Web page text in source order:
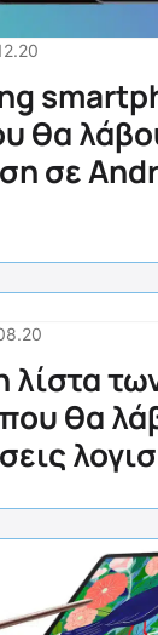
θα
σε
λίστα
θα